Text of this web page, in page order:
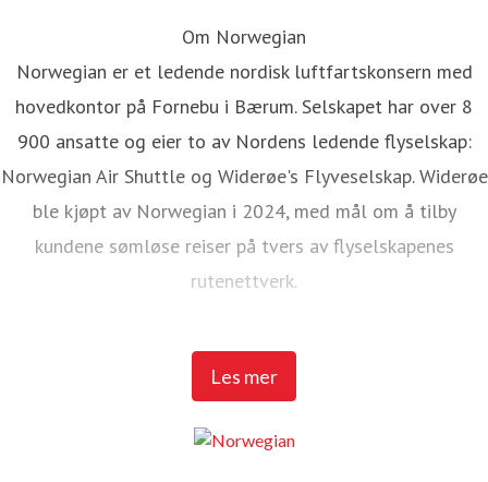
Les mer
Om Norwegian
Norwegian er et ledende nordisk luftfartskonsern med
hovedkontor på Fornebu i Bærum. Selskapet har over 8
900 ansatte og eier to av Nordens ledende flyselskap:
Norwegian Air Shuttle og Widerøe's Flyveselskap. Widerøe
ble kjøpt av Norwegian i 2024, med mål om å tilby
kundene sømløse reiser på tvers av flyselskapenes
rutenettverk.
Norwegian Air Shuttle har rundt 5 200 ansatte og tilbyr et
omfattende rutenett som knytter de nordiske landene til
over 23 millioner passasjerer og en flåte på 95 Boeing